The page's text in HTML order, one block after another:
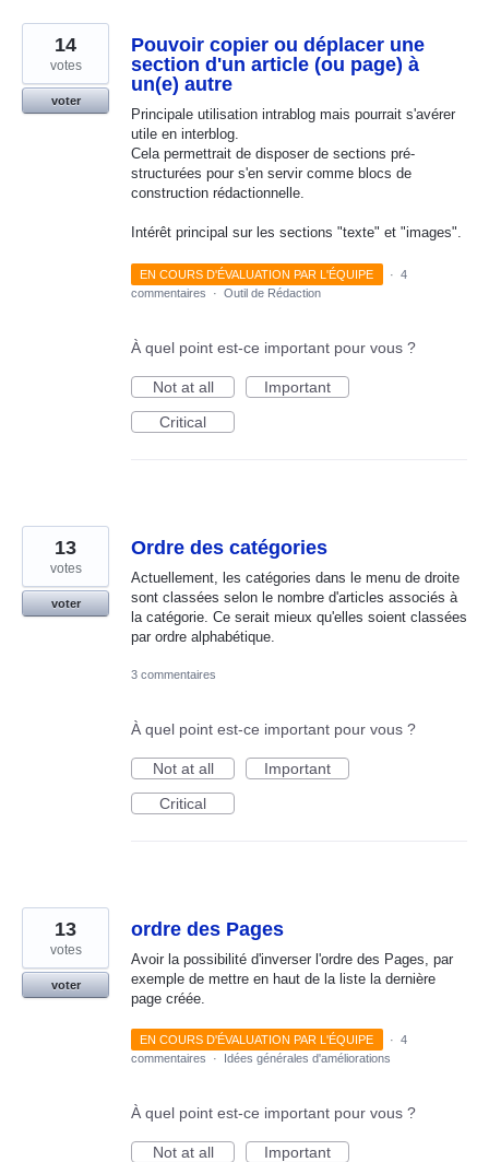
Pouvoir copier ou déplacer une
section d'un article (ou page) à
un(e) autre
Principale utilisation intrablog mais pourrait s'avérer
utile en interblog.
Cela permettrait de disposer de sections pré-
structurées pour s'en servir comme blocs de
construction rédactionnelle.
Intérêt principal sur les sections "texte" et "images".
14
votes
voter
EN COURS D'ÉVALUATION PAR L'ÉQUIPE · 4
commentaires
· Outil de Rédaction
À quel point est-ce important pour vous ?
Not at all
Important
Critical
Ordre des catégories
Actuellement, les catégories dans le menu de droite
sont classées selon le nombre d'articles associés à
la catégorie. Ce serait mieux qu'elles soient classées
par ordre alphabétique.
13
votes
voter
3 commentaires
À quel point est-ce important pour vous ?
Not at all
Important
Critical
ordre des Pages
Avoir la possibilité d'inverser l'ordre des Pages, par
exemple de mettre en haut de la liste la dernière
page créée.
13
votes
voter
EN COURS D'ÉVALUATION PAR L'ÉQUIPE · 4
commentaires
· Idées générales d'améliorations
À quel point est-ce important pour vous ?
Not at all
Important